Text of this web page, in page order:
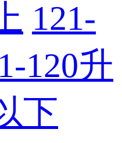
121-
120升
下